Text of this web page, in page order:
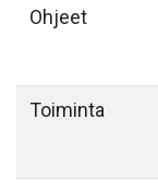
Ohjeet
Toiminta